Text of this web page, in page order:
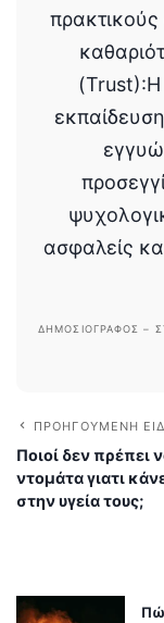
(Trust):Η
ασφαλείς
ΔΗΜΟΣΙΟΓΡΆΦΟΣ –
ΠΡΟΗΓΟΎΜΕΝΗ
Ποιοί δεν πρέπει
ντομάτα γιατι
στην υγεία τους;